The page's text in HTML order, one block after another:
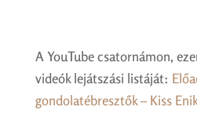
A YouTube csatornámon,
videók lejátszási listáját:
gondolatébresztők – Kiss